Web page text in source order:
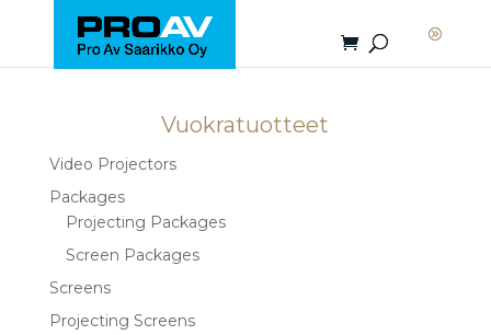
Vuokratuotteet
Video Projectors
Packages
Projecting Packages
Screen Packages
Screens
Projecting Screens